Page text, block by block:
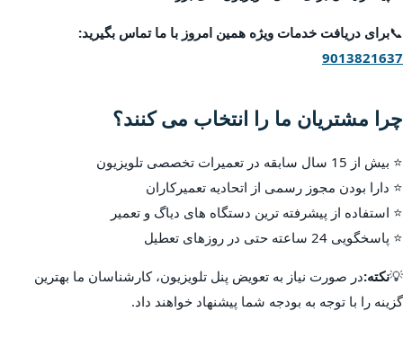
📞برای دریافت خدمات ویژه همین امروز با ما تماس بگیرید:
9013821637
چرا مشتریان ما را انتخاب می کنند؟
⭐ بیش از 15 سال سابقه در تعمیرات تخصصی تلویزیون
⭐ دارا بودن مجوز رسمی از اتحادیه تعمیرکاران
⭐ استفاده از پیشرفته ترین دستگاه های دیاگ و تعمیر
⭐ پاسخگویی 24 ساعته حتی در روزهای تعطیل
💡نکته:در صورت نیاز به تعویض پنل تلویزیون، کارشناسان ما بهترین
گزینه را با توجه به بودجه شما پیشنهاد خواهند داد.